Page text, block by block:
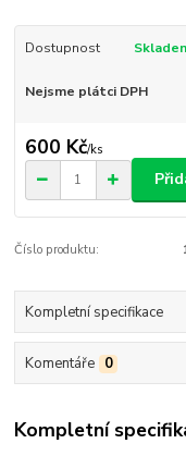
Dostupnost
Nejsme plátci DPH
600 Kč/ks
Číslo produktu:
Kompletní specifikace
Komentáře 0
Kompletní